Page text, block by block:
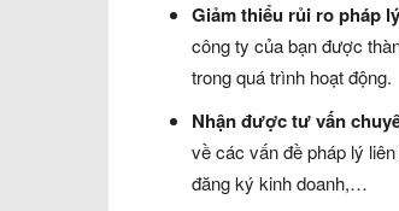
Giảm thiểu rủi ro pháp
công ty của bạn được
trong quá trình hoạt động.
Nhận được tư vấn
về các vấn đề pháp lý
đăng ký kinh doanh,…